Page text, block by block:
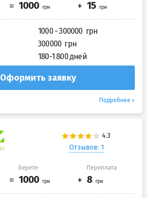
1000 - 300000
300000
180-1 800 дней
Оформить заявку
Подробнее
Отзывов: 1
Берете Переплата